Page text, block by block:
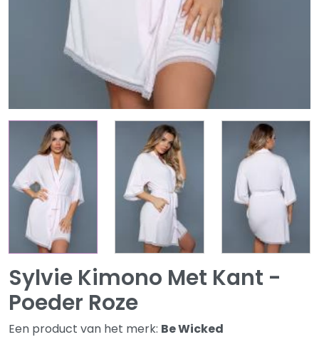
Sylvie Kimono Met Kant -
Poeder Roze
Een product van het merk: Be Wicked